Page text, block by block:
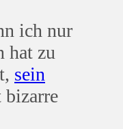
ich nur
hat zu
sein
bizarre